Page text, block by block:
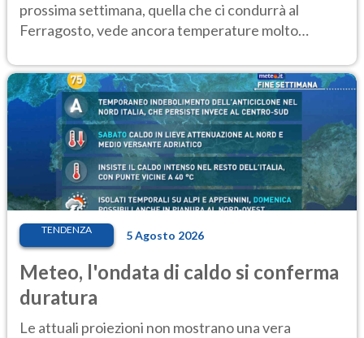
prossima settimana, quella che ci condurrà al
Ferragosto, vede ancora temperature molto
TENDENZA 5 Agosto 2026
Meteo, l'ondata di caldo si conferma
duratura
Le attuali proiezioni non mostrano una vera